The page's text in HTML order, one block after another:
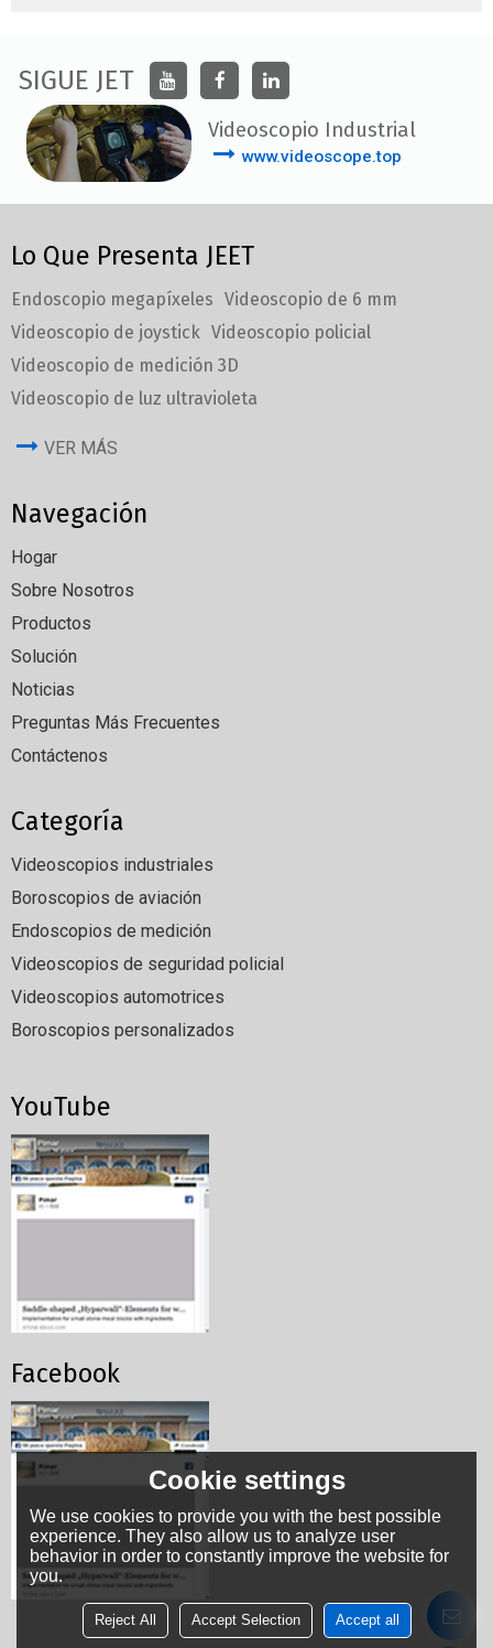
SIGUE JET
Videoscopio Industrial
www.videoscope.top
Lo Que Presenta JEET
Endoscopio megapíxeles Videoscopio de 6 mm
Videoscopio de joystick Videoscopio policial
Videoscopio de medición 3D
Videoscopio de luz ultravioleta
VER MÁS
Navegación
Hogar
Sobre Nosotros
Productos
Solución
Noticias
Preguntas Más Frecuentes
Contáctenos
Categoría
Videoscopios industriales
Boroscopios de aviación
Endoscopios de medición
Videoscopios de seguridad policial
Videoscopios automotrices
Boroscopios personalizados
YouTube
Facebook
Cookie settings
We use cookies to provide you with the best possible
experience. They also allow us to analyze user
behavior in order to constantly improve the website for
you.
Reject All Accept Selection Accept all